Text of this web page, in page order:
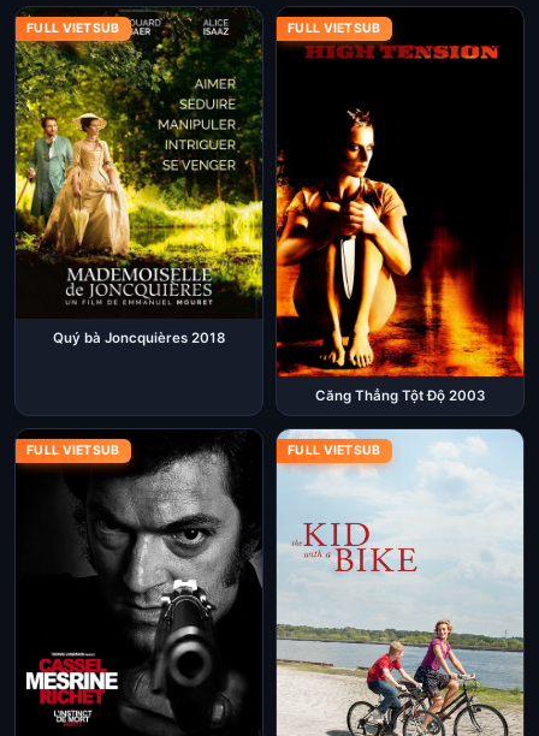
FULL VIETSUB
Quý bà Joncquières 2018
FULL VIETSUB
Căng Thẳng Tột Độ 2003
FULL VIETSUB FULL VIETSUB